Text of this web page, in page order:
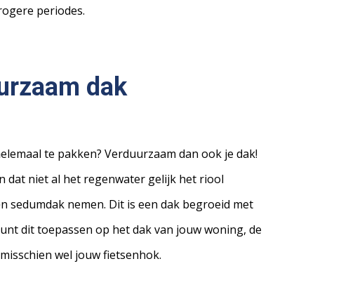
periodes.
dak
te pakken? Verduurzaam dan ook je dak!
dat niet al het regenwater gelijk het riool
sedumdak nemen. Dit is een dak begroeid met
dit toepassen op het dak van jouw woning, de
wel jouw fietsenhok.